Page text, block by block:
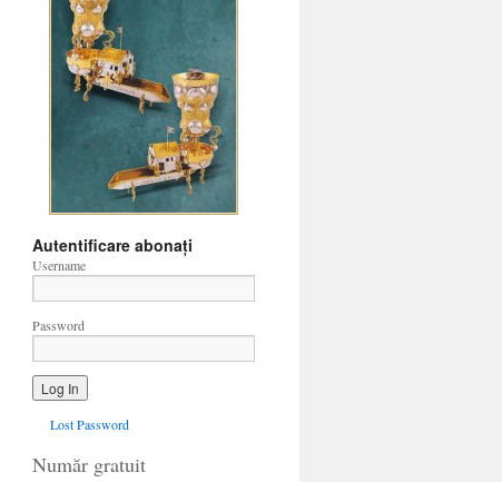
Autentificare abonați
Username
Password
Lost Password
Număr gratuit